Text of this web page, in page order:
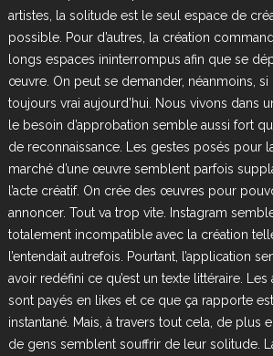
artistes, la solitude est le seul espace de
possible. Pour d’autres, la création
longs espaces ininterrompus afin que se
œuvre. On peut se demander, néanmoins, si
toujours vrai aujourd’hui. Nous vivons dans
le besoin d’approbation semble aussi fort
de reconnaissance. Les gestes posés pour
marché d’une œuvre semblent parfois
l’acte créatif. On crée des œuvres pour
annoncer. Tout va trop vite. Instagram
totalement incompatible avec la création
l’entendait autrefois. Pourtant, l’application
avoir redéfini ce qu’est un texte littéraire. Les
sont payés en likes et ce que ça rapporte est
instantané. Mais, à travers tout cela, de plus
de gens semblent souffrir de leur solitude.